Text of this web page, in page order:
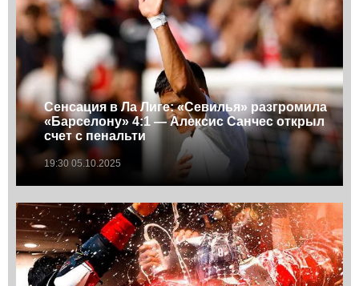
Сенсация в Ла Лиге: «Севилья» разгромила
«Барселону» 4:1 — Алексис Санчес открыл
счет с пенальти
19:30 05.10.2025